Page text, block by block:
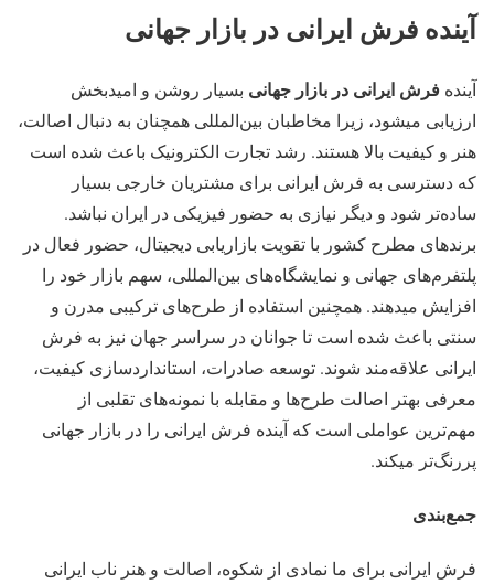
آینده فرش ایرانی در بازار جهانی
آینده فرش ایرانی در بازار جهانی بسیار روشن و امیدبخش
ارزیابی میشود، زیرا مخاطبان بین‌المللی همچنان به دنبال اصالت،
هنر و کیفیت بالا هستند. رشد تجارت الکترونیک باعث شده است
که دسترسی به فرش ایرانی برای مشتریان خارجی بسیار
ساده‌تر شود و دیگر نیازی به حضور فیزیکی در ایران نباشد.
برندهای مطرح کشور با تقویت بازاریابی دیجیتال، حضور فعال در
پلتفرم‌های جهانی و نمایشگاه‌های بین‌المللی، سهم بازار خود را
افزایش میدهند. همچنین استفاده از طرح‌های ترکیبی مدرن و
سنتی باعث شده است تا جوانان در سراسر جهان نیز به فرش
ایرانی علاقه‌مند شوند. توسعه صادرات، استانداردسازی کیفیت،
معرفی بهتر اصالت طرح‌ها و مقابله با نمونه‌های تقلبی از
مهم‌ترین عواملی است که آینده فرش ایرانی را در بازار جهانی
پررنگ‌تر میکند.
جمع‌بندی
فرش ایرانی برای ما نمادی از شکوه، اصالت و هنر ناب ایرانی